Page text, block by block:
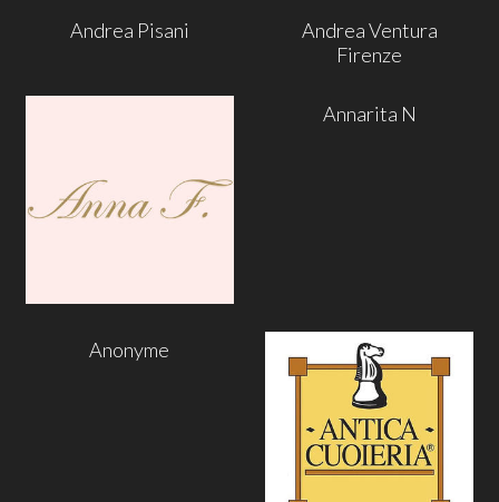
Andrea Pisani
Andrea Ventura
Firenze
Annarita N
Anonyme